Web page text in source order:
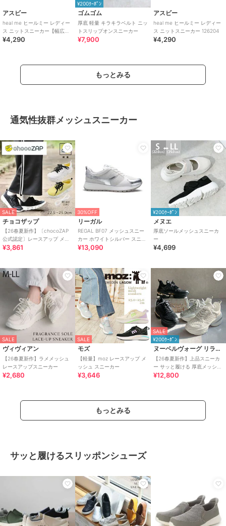
アスビー
heal me ヒールミー レディー
ス ニットスニーカー【幅広
3E】 126205
¥4,290
¥200ｸｰﾎﾟﾝ
ゴムゴム
厚底 軽量 キラキラベルト ニッ
トスリップオンスニーカー
¥7,900
アスビー
heal me ヒールミー レディー
ス ニットスニーカー 126204
¥4,290
もっとみる
通気性抜群メッシュスニーカー
SALE
チョコザップ
【26春夏新作】〔chocoZAP
公式認定〕レースアップ メッ
シュ スニーカー
¥3,861
30%OFF
リーガル
REGAL BF07 メッシュスニー
カー ホワイトシルバー スニー
カー
¥13,090
¥200ｸｰﾎﾟﾝ
メヌエ
厚底ソールメッシュスニーカ
ー
¥4,699
SALE
ヴィヴィアン
【26春夏新作】ラメメッシュ
レースアップスニーカー
¥2,680
SALE
モズ
【軽量】moz レースアップ メ
ッシュ スニーカー
¥3,646
SALE
¥200ｸｰﾎﾟﾝ
ヌーベルヴォーグ リラックス
【26春夏新作】上品スニーカ
ー サッと履ける 厚底メッシュ
大人スニーカー
¥12,800
もっとみる
サッと履けるスリッポンシューズ